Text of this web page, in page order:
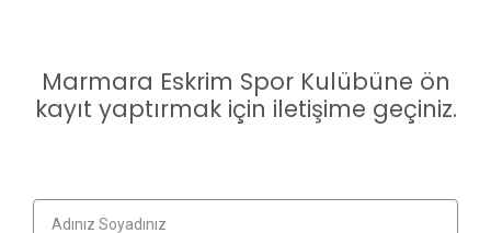
Marmara Eskrim Spor Kulübüne ön
kayıt yaptırmak için iletişime geçiniz.